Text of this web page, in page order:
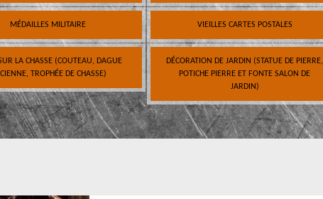
MÉDAILLES MILITAIRE VIEILLES CARTES POSTALES
LA CHASSE (COUTEAU, DAGUE
TROPHÉE DE CHASSE)
DÉCORATION DE JARDIN (STATUE DE PIERRE,
POTICHE PIERRE ET FONTE SALON DE
JARDIN)